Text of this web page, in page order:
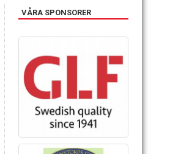
VÅRA SPONSORER